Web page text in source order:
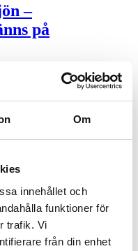
Om
innehållet och
funktioner för
trafik. Vi
från din enhet
–
på
20 år i tjänst – nu
”Kommer att